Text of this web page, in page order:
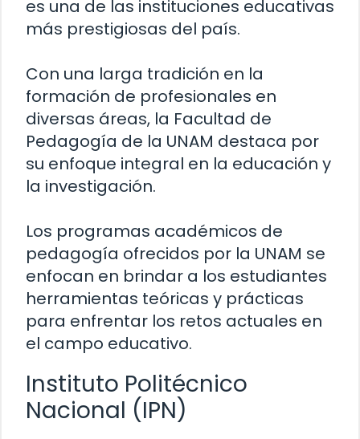
es una de las instituciones educativas
más prestigiosas del país.
Con una larga tradición en la
formación de profesionales en
diversas áreas, la Facultad de
Pedagogía de la UNAM destaca por
su enfoque integral en la educación y
la investigación.
Los programas académicos de
pedagogía ofrecidos por la UNAM se
enfocan en brindar a los estudiantes
herramientas teóricas y prácticas
para enfrentar los retos actuales en
el campo educativo.
Instituto Politécnico
Nacional (IPN)